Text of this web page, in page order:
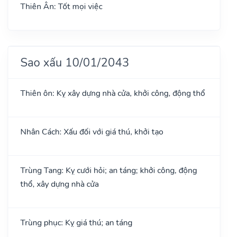
Thiên Ân: Tốt mọi việc
Sao xấu 10/01/2043
Thiên ôn: Kỵ xây dựng nhà cửa, khởi công, động thổ
Nhân Cách: Xấu đối với giá thú, khởi tạo
Trùng Tang: Kỵ cưới hỏi; an táng; khởi công, động
thổ, xây dựng nhà cửa
Trùng phục: Kỵ giá thú; an táng